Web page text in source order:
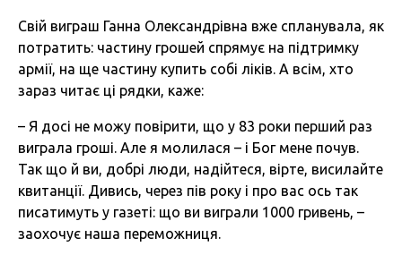
Свій виграш Ганна Олександрівна вже спланувала, як
потратить: частину грошей спрямує на підтримку
армії, на ще частину купить собі ліків. А всім, хто
зараз читає ці рядки, каже:
– Я досі не можу повірити, що у 83 роки перший раз
виграла гроші. Але я молилася – і Бог мене почув.
Так що й ви, добрі люди, надійтеся, вірте, висилайте
квитанції. Дивись, через пів року і про вас ось так
писатимуть у газеті: що ви виграли 1000 гривень, –
заохочує наша переможниця.